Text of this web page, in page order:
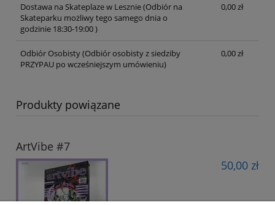
Dostawa na Skateplaze w Lesznie(Odbiór na
Skateparku możliwy tego samego dnia o
godzinie 18:30-19:00 )
0,00 zł
Odbiór Osobisty(Odbiór osobisty z siedziby
PRZYPAU po wcześniejszym umówieniu)
0,00 zł
Produkty powiązane
ArtVibe #7
50,00 zł